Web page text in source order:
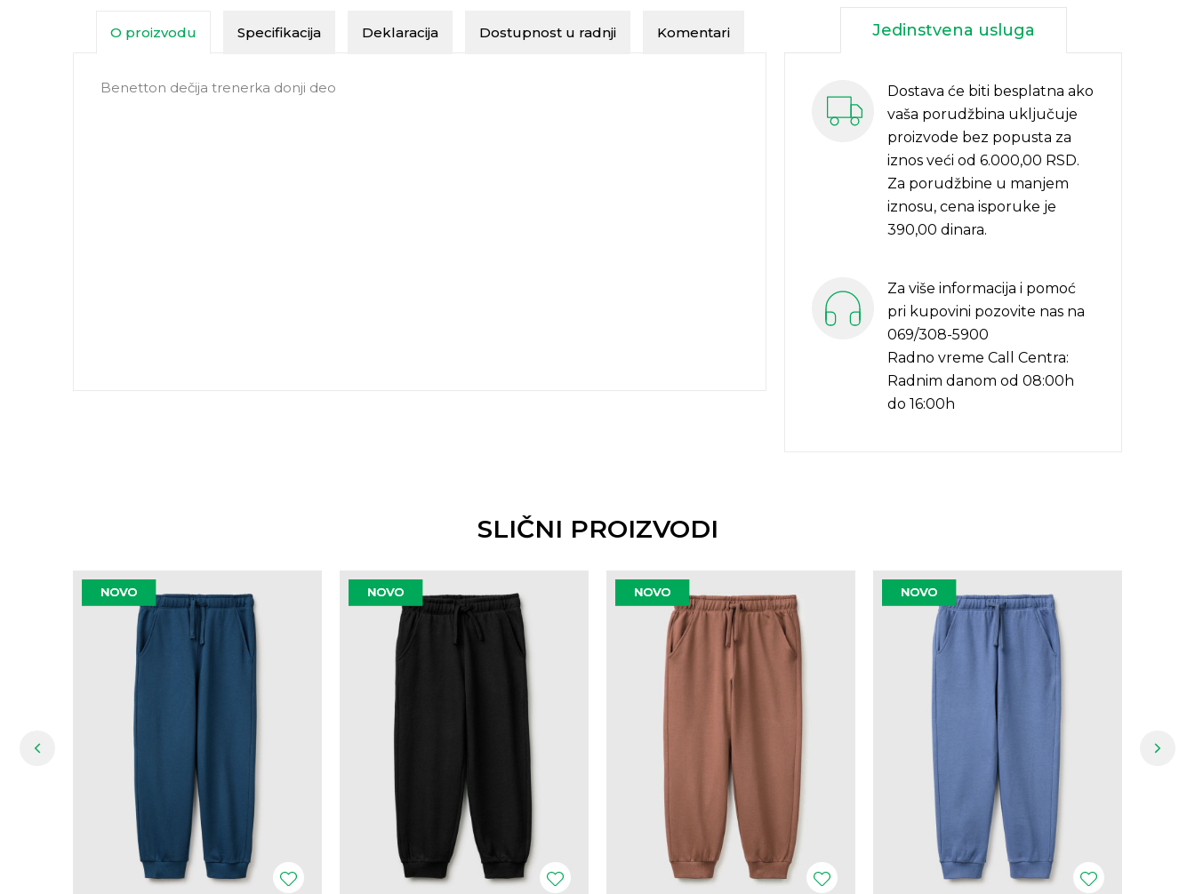
O proizvodu Specifikacija Deklaracija Dostupnost u radnji Komentari
Benetton dečija trenerka donji deo
Jedinstvena usluga
Dostava će biti besplatna ako
vaša porudžbina uključuje
proizvode bez popusta za
iznos veći od 6.000,00 RSD.
Za porudžbine u manjem
iznosu, cena isporuke je
390,00 dinara.
Za više informacija i pomoć
pri kupovini pozovite nas na
069/308-5900
Radno vreme Call Centra:
Radnim danom od 08:00h
do 16:00h
SLIČNI PROIZVODI